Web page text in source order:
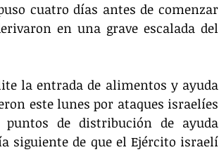
cuatro días antes de comenzar
en una grave escalada del
la entrada de alimentos y ayuda
este lunes por ataques israelíes
de distribución de ayuda
siguiente de que el Ejército israelí